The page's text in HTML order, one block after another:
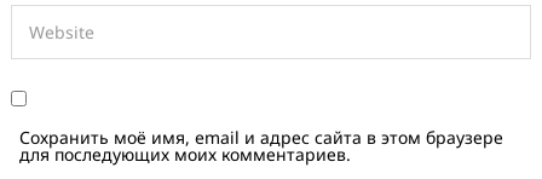
Сохранить моё имя, email и адрес сайта в этом браузере
для последующих моих комментариев.